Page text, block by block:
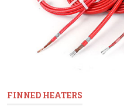
FINNED HEATERS